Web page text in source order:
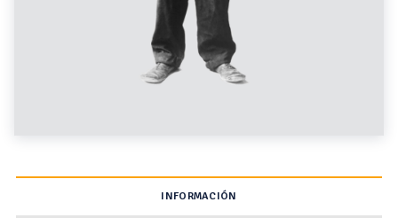
INFORMACIÓN